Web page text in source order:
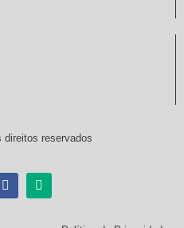
reservados